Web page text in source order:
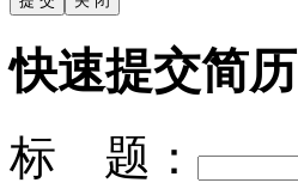
快速提交简历
标 题：